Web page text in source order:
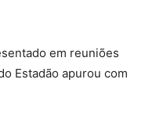
em reuniões
Estadão apurou com